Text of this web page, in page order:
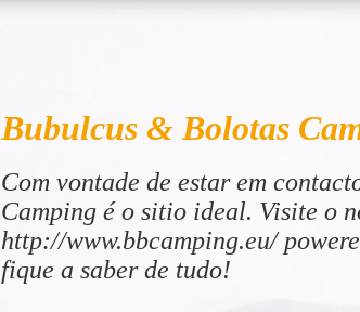
Bubulcus & Bolotas
Com vontade de estar em
Camping é o sitio ideal. Visite o
http://www.bbcamping.eu/
fique a saber de tudo!